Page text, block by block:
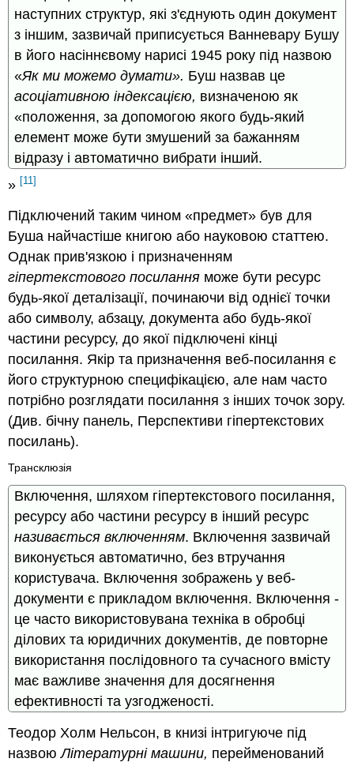
наступних структур, які з'єднують один документ
з іншим, зазвичай приписується Ванневару Бушу
в його насіннєвому нарисі 1945 року під назвою
«Як ми можемо думати». Буш назвав це
асоціативною індексацією, визначеною як
«положення, за допомогою якого будь-який
елемент може бути змушений за бажанням
відразу і автоматично вибрати інший.
» [11]
Підключений таким чином «предмет» був для
Буша найчастіше книгою або науковою статтею.
Однак прив'язкою і призначенням
гіпертекстового посилання може бути ресурс
будь-якої деталізації, починаючи від однієї точки
або символу, абзацу, документа або будь-якої
частини ресурсу, до якої підключені кінці
посилання. Якір та призначення веб-посилання є
його структурною специфікацією, але нам часто
потрібно розглядати посилання з інших точок зору.
(Див. бічну панель, Перспективи гіпертекстових
посилань).
Трансклюзія
Включення, шляхом гіпертекстового посилання,
ресурсу або частини ресурсу в інший ресурс
називається включенням. Включення зазвичай
виконується автоматично, без втручання
користувача. Включення зображень у веб-
документи є прикладом включення. Включення -
це часто використовувана техніка в обробці
ділових та юридичних документів, де повторне
використання послідовного та сучасного вмісту
має важливе значення для досягнення
ефективності та узгодженості.
Теодор Холм Нельсон, в книзі інтригуюче під
назвоюЛітературні машини, перейменований